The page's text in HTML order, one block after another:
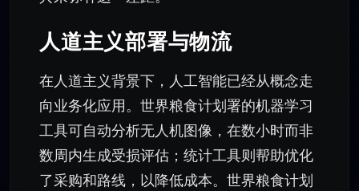
人道主义部署与物流
在人道主义背景下，人工智能已经从概念走
向业务化应用。世界粮食计划署的机器学习
工具可自动分析无人机图像，在数小时而非
数周内生成受损评估；统计工具则帮助优化
了采购和路线，以降低成本。世界粮食计划